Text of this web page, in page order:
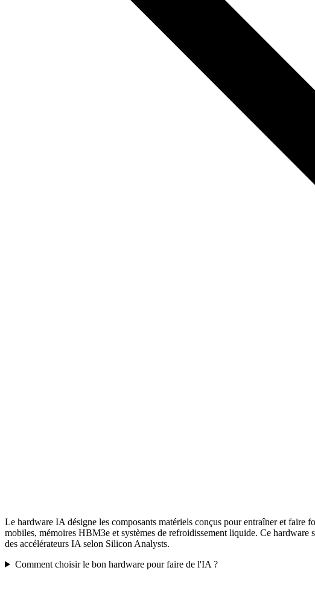
Le hardware IA désigne les composants matériels conçus pour entraîner et
mobiles, mémoires HBM3e et systèmes de refroidissement liquide. Ce
des accélérateurs IA selon Silicon Analysts.
Comment choisir le bon hardware pour faire de l'IA ?